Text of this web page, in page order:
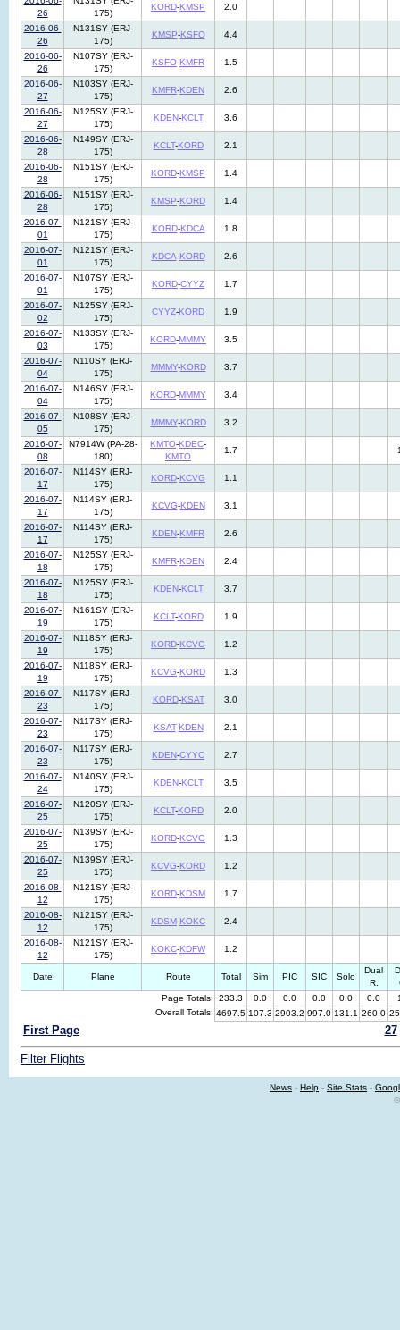
Page Totals: 233.3 0.0 0.0 0.0 0.0 0.0
Overall Totals: 4697.5 107.3 2903.2 997.0 131.1 260.0
26
175)
KORD-KMSP 2.0
2016-06-
26
N131SY (ERJ-
175)
KMSP-KSFO 4.4
2016-06-
26
N107SY (ERJ-
175)
KSFO-KMFR 1.5
2016-06-
27
N103SY (ERJ-
175)
KMFR-KDEN 2.6
2016-06-
27
N125SY (ERJ-
175)
KDEN-KCLT 3.6
2016-06-
28
N149SY (ERJ-
175)
KCLT-KORD 2.1
2016-06-
28
N151SY (ERJ-
175)
KORD-KMSP 1.4
2016-06-
28
N151SY (ERJ-
175)
KMSP-KORD 1.4
2016-07-
01
N121SY (ERJ-
175)
KORD-KDCA 1.8
2016-07-
01
N121SY (ERJ-
175)
KDCA-KORD 2.6
2016-07-
01
N107SY (ERJ-
175)
KORD-CYYZ 1.7
2016-07-
02
N125SY (ERJ-
175)
CYYZ-KORD 1.9
2016-07-
03
N133SY (ERJ-
175)
KORD-MMMY 3.5
2016-07-
04
N110SY (ERJ-
175)
MMMY-KORD 3.7
2016-07-
04
N146SY (ERJ-
175)
KORD-MMMY 3.4
2016-07-
05
N108SY (ERJ-
175)
MMMY-KORD 3.2
2016-07-
08
N7914W (PA-28-
180)
KMTO-KDEC-
KMTO
1.7
2016-07-
17
N114SY (ERJ-
175)
KORD-KCVG 1.1
2016-07-
17
N114SY (ERJ-
175)
KCVG-KDEN 3.1
2016-07-
17
N114SY (ERJ-
175)
KDEN-KMFR 2.6
2016-07-
18
N125SY (ERJ-
175)
KMFR-KDEN 2.4
2016-07-
18
N125SY (ERJ-
175)
KDEN-KCLT 3.7
2016-07-
19
N161SY (ERJ-
175)
KCLT-KORD 1.9
2016-07-
19
N118SY (ERJ-
175)
KORD-KCVG 1.2
2016-07-
19
N118SY (ERJ-
175)
KCVG-KORD 1.3
2016-07-
23
N117SY (ERJ-
175)
KORD-KSAT 3.0
2016-07-
23
N117SY (ERJ-
175)
KSAT-KDEN 2.1
2016-07-
23
N117SY (ERJ-
175)
KDEN-CYYC 2.7
2016-07-
24
N140SY (ERJ-
175)
KDEN-KCLT 3.5
2016-07-
25
N120SY (ERJ-
175)
KCLT-KORD 2.0
2016-07-
25
N139SY (ERJ-
175)
KORD-KCVG 1.3
2016-07-
25
N139SY (ERJ-
175)
KCVG-KORD 1.2
2016-08-
12
N121SY (ERJ-
175)
KORD-KDSM 1.7
2016-08-
12
N121SY (ERJ-
175)
KDSM-KOKC 2.4
2016-08-
12
N121SY (ERJ-
175)
KOKC-KDFW 1.2
Date Plane Route Total Sim PIC SIC Solo
Dual
R.
First Page 27
Filter Flights
News - Help - Site Stats -